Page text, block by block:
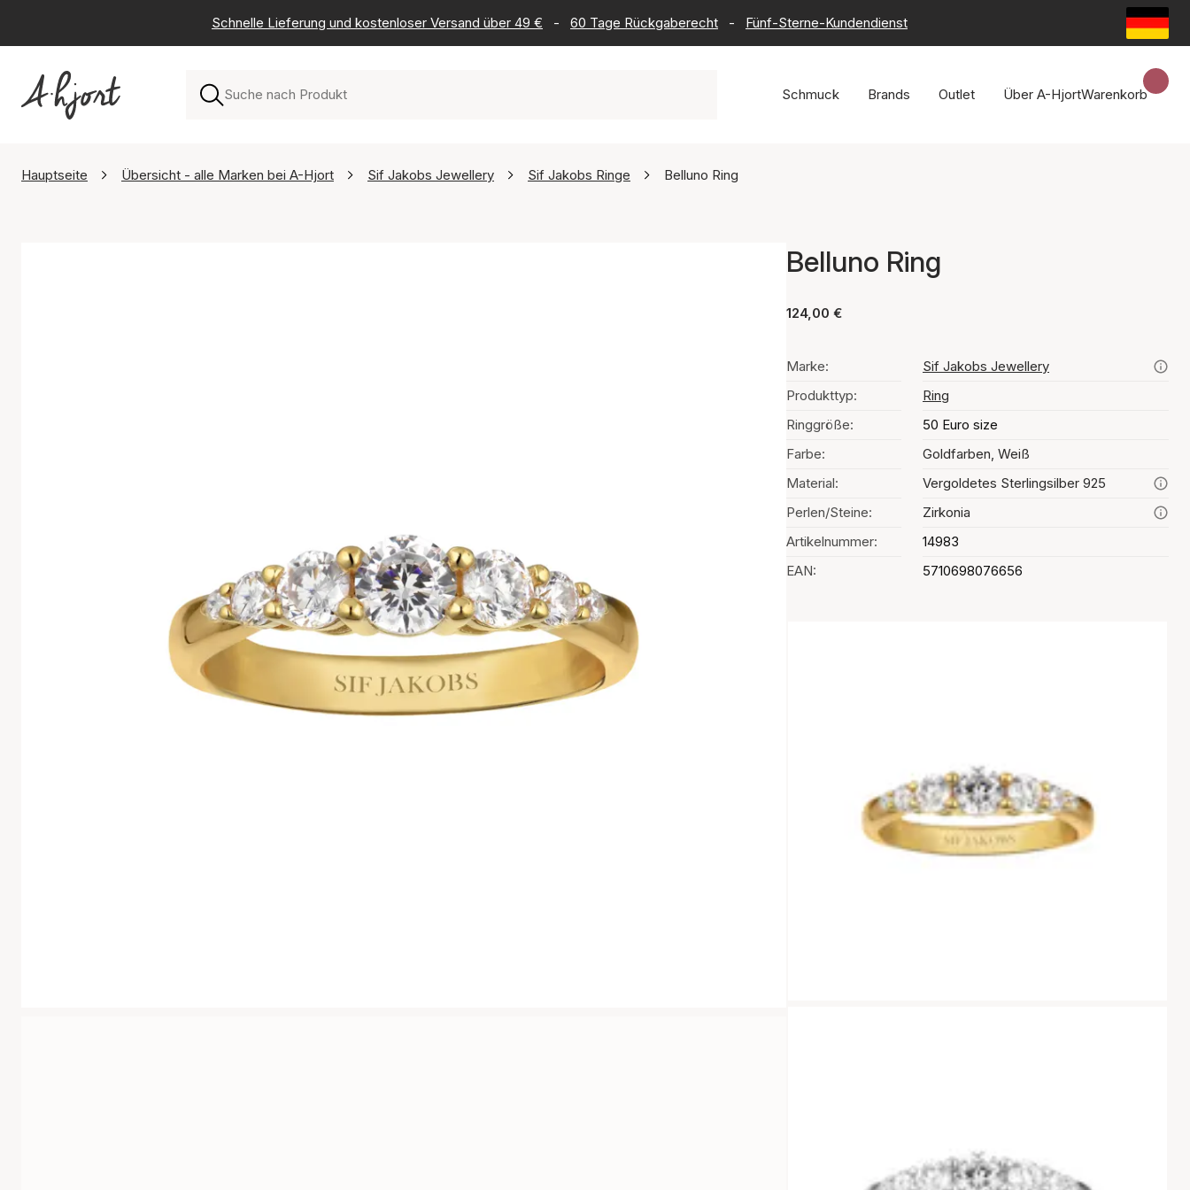
Schnelle Lieferung und kostenloser Versand über 49 € - 60 Tage Rückgaberecht - Fünf-Sterne-Kundendienst
Schmuck Brands Outlet Über A-HjortWarenkorb
Hauptseite Übersicht - alle Marken bei A-Hjort Sif Jakobs Jewellery Sif Jakobs Ringe Belluno Ring
Belluno Ring
124,00 €
Marke:
Sif Jakobs Jewellery
Produkttyp:
Ring
Ringgröße:
50 Euro size
Farbe:
Goldfarben, Weiß
Material:
Vergoldetes Sterlingsilber 925
Perlen/Steine:
Zirkonia
Artikelnummer:
14983
EAN:
5710698076656